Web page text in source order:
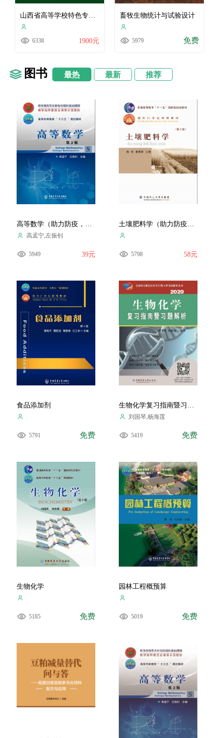
山西省高等学校特色专业建设
6338 1900元
畜牧生物统计与试验设计
5979 免费
图书 最热 最新 推荐
高等数学（助力防疫，请勿购买）
高孟宁,左振钊
5949 39元
土壤肥料学（助力防疫，请勿购买）
5798 58元
食品添加剂
5791 免费
生物化学复习指南暨习题解析.2020
刘国琴,杨海莲
5419 免费
生物化学
5185 免费
园林工程概预算
5019 免费